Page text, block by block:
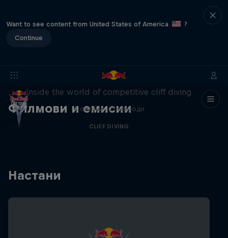
Want to see content from United States of America
?
Continue
Филмови и емисии
More than a Dive
Inside the world of competitive cliff diving
4 сезони · 21 епизоди
CLIFF DIVING
Настани